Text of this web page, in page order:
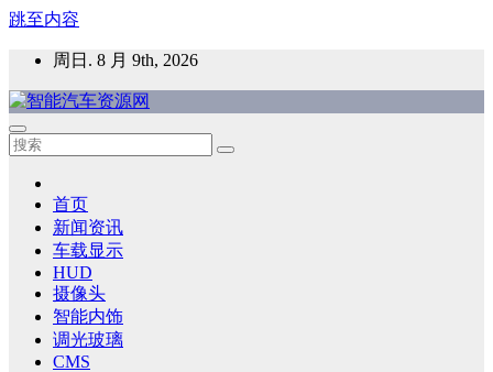
跳至内容
周日. 8 月 9th, 2026
智能汽车资源网
智能表面，智能内饰，新能源汽车，HMI，人车交互，智能车
首页
新闻资讯
车载显示
HUD
摄像头
智能内饰
调光玻璃
CMS